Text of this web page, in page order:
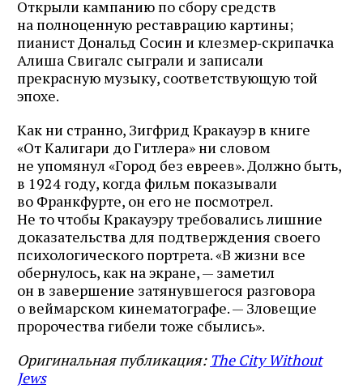
Открыли кампанию по сбору средств
на полноценную реставрацию картины;
пианист Дональд Сосин и клезмер‑скрипачка
Алиша Свигалс сыграли и записали
прекрасную музыку, соответствующую той
эпохе.
Как ни странно, Зигфрид Кракауэр в книге
«От Калигари до Гитлера» ни словом
не упомянул «Город без евреев». Должно быть,
в 1924 году, когда фильм показывали
во Франкфурте, он его не посмотрел.
Не то чтобы Кракауэру требовались лишние
доказательства для подтверждения своего
психологического портрета. «В жизни все
обернулось, как на экране, — заметил
он в завершение затянувшегося разговора
о веймарском кинематографе. — Зловещие
пророчества гибели тоже сбылись».
Оригинальная публикация: The City Without
Jews